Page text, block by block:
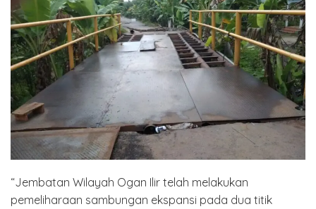
“Jembatan Wilayah Ogan Ilir telah melakukan
pemeliharaan sambungan ekspansi pada dua titik